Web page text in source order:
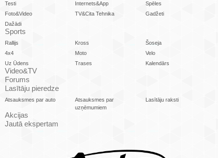
Testi
Internets&App
Spēles
Foto&Video
TV&Cita Tehnika
Gadžeti
Dažādi
Sports
Rallijs Kross
Šoseja
4x4
Moto
Velo
Uz Ūdens
Trases Kalendārs
Video&TV
Forums
Lasītāju pieredze
Atsauksmes par auto
Atsauksmes par
uzņēmumiem
Lasītāju raksti
Akcijas
Jautā ekspertam